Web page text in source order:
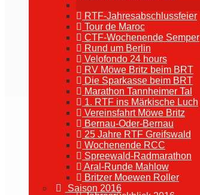
RTF-Jahresabschlussfeier
Tour de Maroc
CTF-Wochenende Semper
Rund um Berlin
Velofondo 24 hours
RV Möwe Britz beim BRT
Die Sparkasse beim BRT
Marathon Tannheimer Tal
1. RTF ins Märkische Luch
Vereinsfahrt Möwe Britz
Bernau-Oder-Bernau
25 Jahre RTF Greifswald
Wochenende RCC
Spreewald-Radmarathon
Aral-Runde Mahlow
Britzer Moewen Roller
Saison 2016